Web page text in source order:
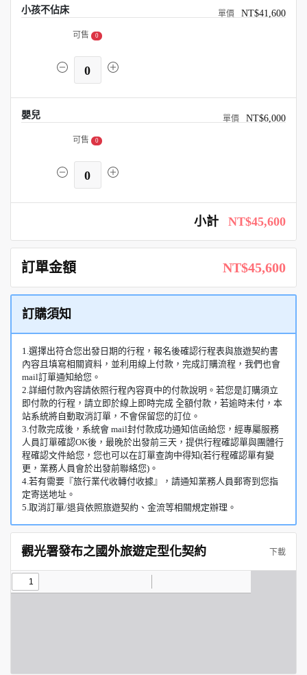
小孩不佔床 NT$41,600
可售 0
0
嬰兒 NT$6,000
可售 0
0
小計 NT$45,600
訂單金額 NT$45,600
訂購須知
1.選擇出符合您出發日期的行程，報名後確認行程表與旅遊契約書
內容且填寫相關資料，並利用線上付款，完成訂購流程，我們也會
mail訂單通知給您。
2.詳細付款內容請依照行程內容頁中的付款說明。若您是訂購須立
即付款的行程，請立即於線上即時完成 全額付款，若逾時未付，本
站系統將自動取消訂單，不會保留您的訂位。
3.付款完成後，系統會 mail封付款成功通知信函給您，經專屬服務
人員訂單確認OK後，最晚於出發前三天，提供行程確認單與團體行
程確認文件給您，您也可以在訂單查詢中得知(若行程確認單有變
更，業務人員會於出發前聯絡您)。
4.若有需要『旅行業代收轉付收據』，請通知業務人員郵寄到您指
定寄送地址。
5.取消訂單/退貨依照旅遊契約、金流等相關規定辦理。
觀光署發布之國外旅遊定型化契約 下載